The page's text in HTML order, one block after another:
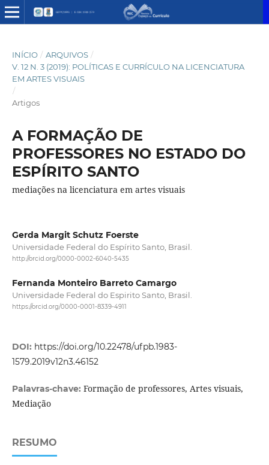
INÍCIO / ARQUIVOS /
V. 12 N. 3 (2019): POLÍTICAS E CURRÍCULO NA LICENCIATURA
EM ARTES VISUAIS
/
Artigos
A FORMAÇÃO DE
PROFESSORES NO ESTADO DO
ESPÍRITO SANTO
mediações na licenciatura em artes visuais
Gerda Margit Schutz Foerste
Universidade Federal do Espírito Santo, Brasil.
http://orcid.org/0000-0002-6040-5435
Fernanda Monteiro Barreto Camargo
Universidade Federal do Espirito Santo, Brasil.
https://orcid.org/0000-0001-8339-4911
DOI: https://doi.org/10.22478/ufpb.1983-
1579.2019v12n3.46152
Palavras-chave: Formação de professores, Artes visuais,
Mediação
RESUMO